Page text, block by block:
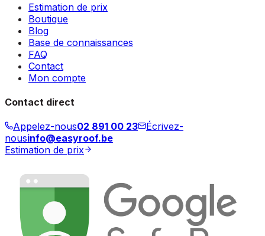
Estimation de prix
Boutique
Blog
Base de connaissances
FAQ
Contact
Mon compte
Contact direct
Appelez-nous02 891 00 23
Écrivez-
nousinfo@easyroof.be
Estimation de prix